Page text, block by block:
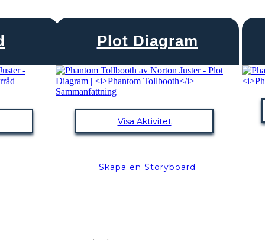
Plot Diagram
Visa Aktivitet
Skapa en Storyboard